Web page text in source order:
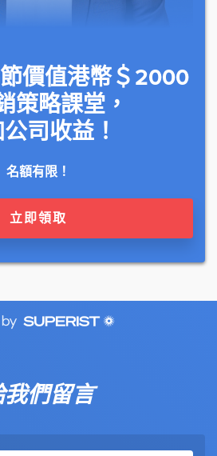
價值港幣＄2000
策略課堂，
司收益！
名額有限！
立即領取
們留言